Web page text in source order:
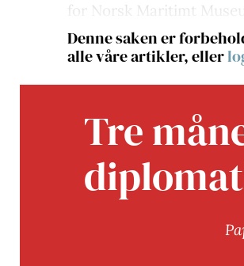
for Norsk Maritimt
Denne saken er
alle våre artikler, eller
Tre